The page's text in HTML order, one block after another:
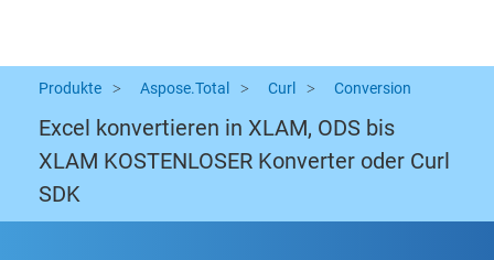
Produkte Aspose.Total Curl Conversion
Excel konvertieren in XLAM, ODS bis
XLAM KOSTENLOSER Konverter oder Curl
SDK